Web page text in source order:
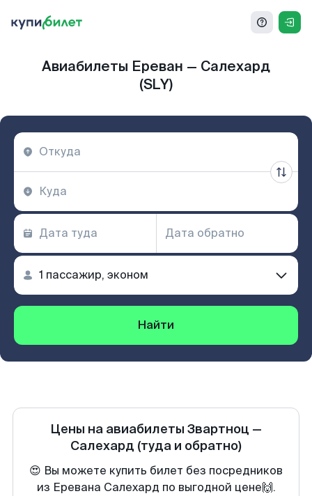
Авиабилеты Ереван — Салехард
(SLY)
Найти
Цены на авиабилеты Звартноц —
Салехард (туда и обратно)
😍 Вы можете купить билет без посредников
из Еревана Салехард по выгодной цене🙌.